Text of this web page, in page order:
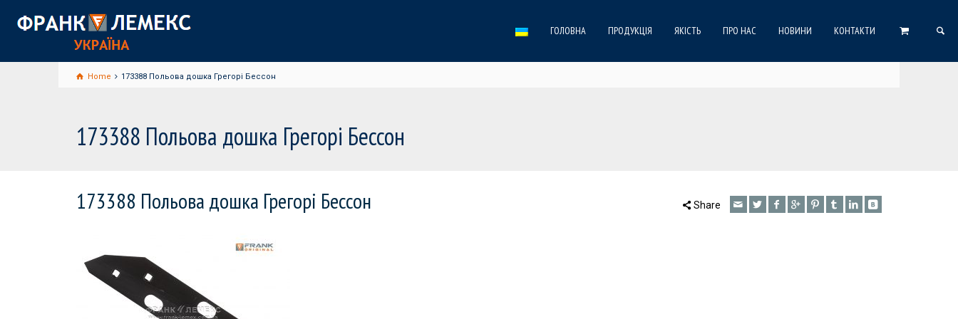
ГОЛОВНА ПРОДУКЦІЯ ЯКІСТЬ ПРО НАС НОВИНИ КОНТАКТИ
Home 173388 Польова дошка Грегорі Бессон
173388 Польова дошка Грегорі Бессон
173388 Польова дошка Грегорі Бессон Share